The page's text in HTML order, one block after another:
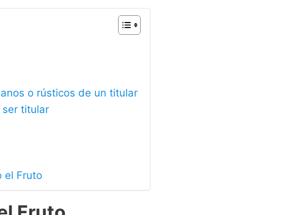
o rústicos de un titular
titular
el Fruto